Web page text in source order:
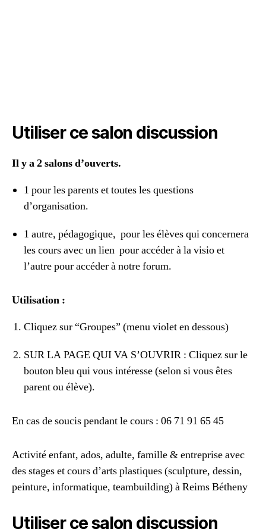
Utiliser ce salon discussion
Il y a 2 salons d’ouverts.
1 pour les parents et toutes les questions
d’organisation.
1 autre, pédagogique, pour les élèves qui concernera
les cours avec un lien pour accéder à la visio et
l’autre pour accéder à notre forum.
Utilisation :
Cliquez sur “Groupes” (menu violet en dessous)
SUR LA PAGE QUI VA S’OUVRIR : Cliquez sur le
bouton bleu qui vous intéresse (selon si vous êtes
parent ou élève).
En cas de soucis pendant le cours : 06 71 91 65 45
Activité enfant, ados, adulte, famille & entreprise avec
des stages et cours d’arts plastiques (sculpture, dessin,
peinture, informatique, teambuilding) à Reims Bétheny
Utiliser ce salon discussion